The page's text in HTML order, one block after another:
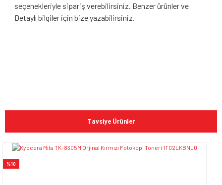
seçenekleriyle sipariş verebilirsiniz. Benzer ürünler ve
Detaylı bilgiler için bize yazabilirsiniz.
Bu ürüne ilk yorumu siz yapın!
Yorum Yaz
konularda yetersiz gördüğünüz noktaları öneri formunu
kullanarak tarafımıza iletebilirsiniz.
Tavsiye Ürünler
%10